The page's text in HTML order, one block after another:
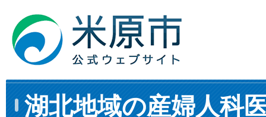
湖北地域の産婦人科